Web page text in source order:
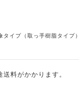
イプ（取っ手樹脂タイプ）
料がかかります。